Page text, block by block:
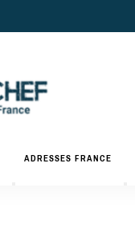
ADRESSES FRANCE